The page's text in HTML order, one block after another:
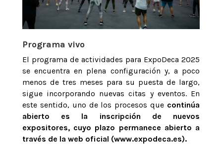
Programa vivo
El programa de actividades para ExpoDeca 2025
se encuentra en plena configuración y, a poco
menos de tres meses para su puesta de largo,
sigue incorporando nuevas citas y eventos. En
este sentido, uno de los procesos que continúa
abierto es la inscripción de nuevos
expositores, cuyo plazo permanece abierto a
través de la web oficial (www.expodeca.es).